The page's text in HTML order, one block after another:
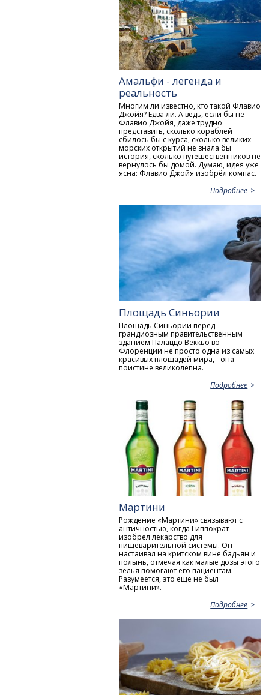
Амальфи - легенда и
реальность
Многим ли известно, кто такой Флавио
Джойя? Едва ли. А ведь, если бы не
Флавио Джойя, даже трудно
представить, сколько кораблей
сбилось бы с курса, сколько великих
морских открытий не знала бы
история, сколько путешественников не
вернулось бы домой. Думаю, идея уже
ясна: Флавио Джойя изобрёл компас.
Подробнее
Площадь Синьории
Площадь Синьории перед
грандиозным правительственным
зданием Палаццо Веккьо во
Флоренции не просто одна из самых
красивых площадей мира, - она
поистине великолепна.
Подробнее
Мартини
Рождение «Мартини» связывают с
античностью, когда Гиппократ
изобрел лекарство для
пищеварительной системы. Он
настаивал на критском вине бадьян и
полынь, отмечая как малые дозы этого
зелья помогают его пациентам.
Разумеется, это еще не был
«Мартини».
Подробнее